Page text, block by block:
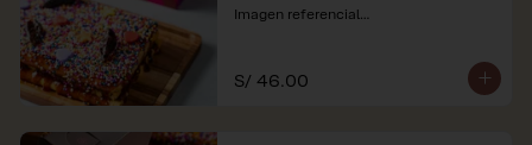
Imagen referencial
soles e incluyen impuestos de ley y
recargo al consumo.
S/ 46.00